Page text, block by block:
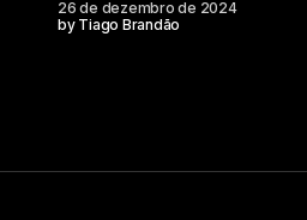
26 de dezembro de 2024
by Tiago Brandão